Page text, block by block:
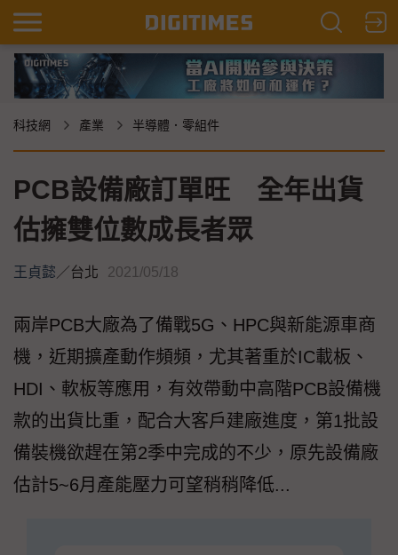
科技網 產業 半導體．零組件
PCB設備廠訂單旺 全年出貨
估擁雙位數成長者眾
王貞懿／台北 2021/05/18
兩岸PCB大廠為了備戰5G、HPC與新能源車商
機，近期擴產動作頻頻，尤其著重於IC載板、
HDI、軟板等應用，有效帶動中高階PCB設備機
款的出貨比重，配合大客戶建廠進度，第1批設
備裝機欲趕在第2季中完成的不少，原先設備廠
估計5~6月產能壓力可望稍稍降低...